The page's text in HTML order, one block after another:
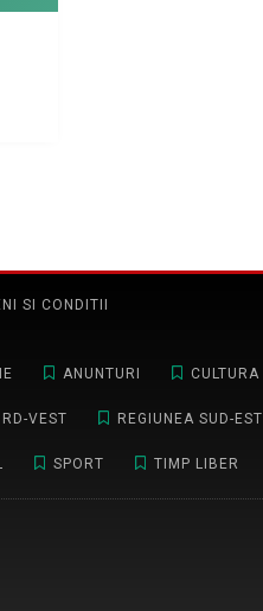
SI CONDITII
ANUNTURI CULTURA
VEST REGIUNEA SUD-EST
SPORT TIMP LIBER